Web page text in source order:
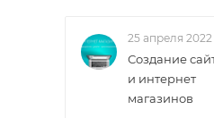
25 апреля 2022
Создание
и интернет
магазинов